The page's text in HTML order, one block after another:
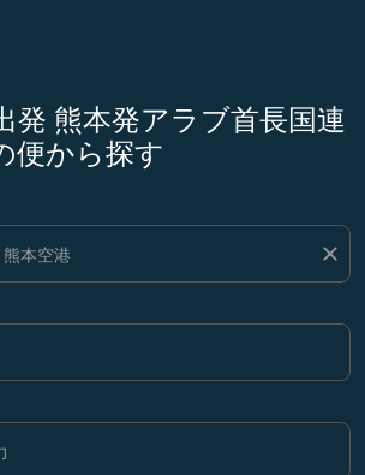
発 熊本発アラブ首長国連
便から探す
close